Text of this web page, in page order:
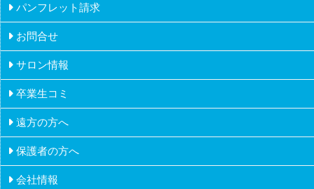
ニュージーランド
フィリピン
イギリス
アメリカ
ハワイ
パンフレット請求
お問合せ
サロン情報
卒業生コミ
遠方の方へ
保護者の方へ
会社情報